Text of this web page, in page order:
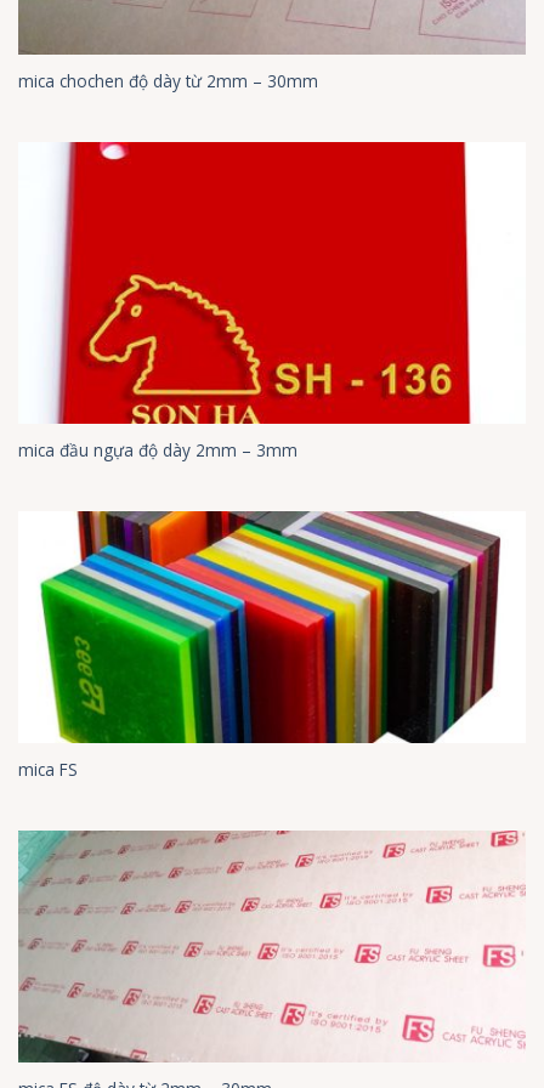
mica chochen độ dày từ 2mm – 30mm
mica đầu ngựa độ dày 2mm – 3mm
mica FS